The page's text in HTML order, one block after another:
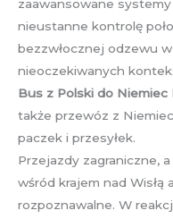
zaawansowane
nieustanne kontrolę
bezzwłocznej odzewu
nieoczekiwanych
Bus z Polski do Niemiec
także przewóz z
paczek i przesyłek.
Przejazdy zagraniczne,
wśród krajem nad Wisłą
rozpoznawalne. W